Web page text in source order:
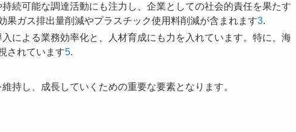
続可能な調達活動にも注力し、企業としての社会的責任を果たす
果ガス排出量削減やプラスチック使用料削減が含まれます3.
による業務効率化と、人材育成にも力を入れています。特に、海
されています5.
持し、成長していくための重要な要素となります。